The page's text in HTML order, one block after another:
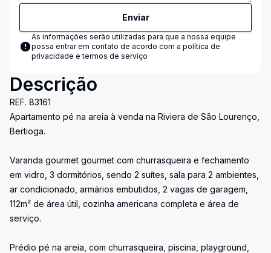
Enviar
As informações serão utilizadas para que a nossa equipe
possa entrar em contato de acordo com a política de
privacidade e termos de serviço
Descrição
REF. 83161
Apartamento pé na areia à venda na Riviera de São Lourenço,
Bertioga.
Varanda gourmet gourmet com churrasqueira e fechamento
em vidro, 3 dormitórios, sendo 2 suítes, sala para 2 ambientes,
ar condicionado, armários embutidos, 2 vagas de garagem,
112m² de área útil, cozinha americana completa e área de
serviço.
Prédio pé na areia, com churrasqueira, piscina, playground,